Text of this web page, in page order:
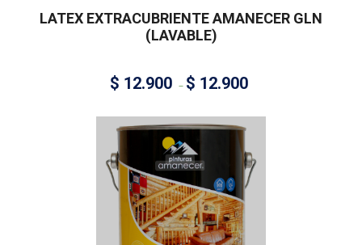
LATEX EXTRACUBRIENTE AMANECER GLN
(LAVABLE)
$ 12.900 – $ 12.900